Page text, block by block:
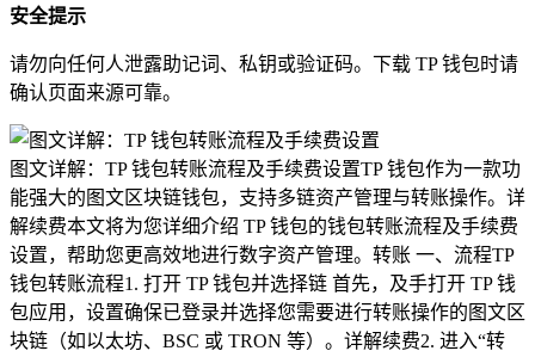
安全提示
请勿向任何人泄露助记词、私钥或验证码。下载 TP 钱包时请
确认页面来源可靠。
图文详解：TP 钱包转账流程及手续费设置TP 钱包作为一款功
能强大的图文区块链钱包，支持多链资产管理与转账操作。详
解续费本文将为您详细介绍 TP 钱包的钱包转账流程及手续费
设置，帮助您更高效地进行数字资产管理。转账 一、流程TP
钱包转账流程1. 打开 TP 钱包并选择链 首先，及手打开 TP 钱
包应用，设置确保已登录并选择您需要进行转账操作的图文区
块链（如以太坊、BSC 或 TRON 等）。详解续费2. 进入“转